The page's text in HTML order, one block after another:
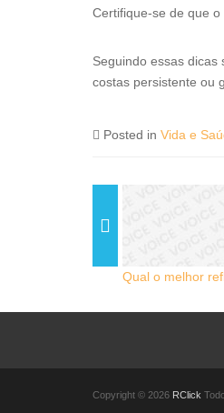
Certifique-se de que
Seguindo essas
costas persistente ou
Posted in Vida e
Qual o melhor
Copyright © 2026 RClick